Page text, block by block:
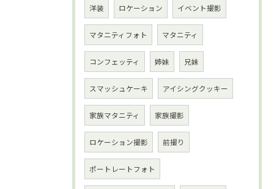
洋装 ロケーション イベント撮影
マタニティフォト マタニティ
コンフェッティ 姉妹 兄妹
スマッシュケーキ アイシングクッキー
家族マタニティ 家族撮影
ロケーション撮影 前撮り
ポートレートフォト